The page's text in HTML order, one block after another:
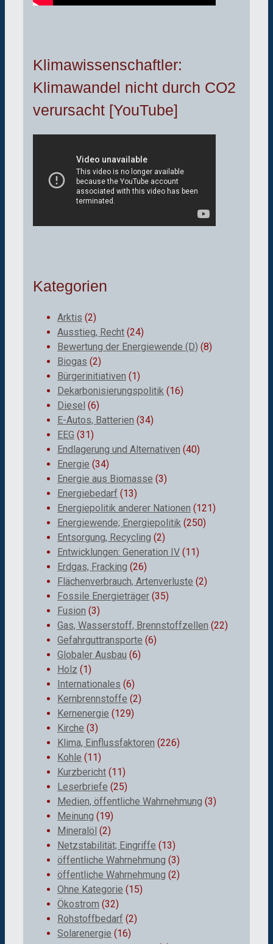
Klimawissenschaftler:
Klimawandel nicht durch CO2
verursacht [YouTube]
Kategorien
Arktis (2)
Ausstieg, Recht (24)
Bewertung der Energiewende (D) (8)
Biogas (2)
Bürgerinitiativen (1)
Dekarbonisierungspolitik (16)
Diesel (6)
E-Autos, Batterien (34)
EEG (31)
Endlagerung und Alternativen (40)
Energie (34)
Energie aus Biomasse (3)
Energiebedarf (13)
Energiepolitik anderer Nationen (121)
Energiewende; Energiepolitik (250)
Entsorgung, Recycling (2)
Entwicklungen: Generation IV (11)
Erdgas, Fracking (26)
Flächenverbrauch, Artenverluste (2)
Fossile Energieträger (35)
Fusion (3)
Gas, Wasserstoff, Brennstoffzellen (22)
Gefahrguttransporte (6)
Globaler Ausbau (6)
Holz (1)
Internationales (6)
Kernbrennstoffe (2)
Kernenergie (129)
Kirche (3)
Klima, Einflussfaktoren (226)
Kohle (11)
Kurzbericht (11)
Leserbriefe (25)
Medien, öffentliche Wahrnehmung (3)
Meinung (19)
Mineralöl (2)
Netzstabilität; Eingriffe (13)
öffentliche Wahrnehmung (3)
öffentliche Wahrnehmung (2)
Ohne Kategorie (15)
Ökostrom (32)
Rohstoffbedarf (2)
Solarenergie (16)